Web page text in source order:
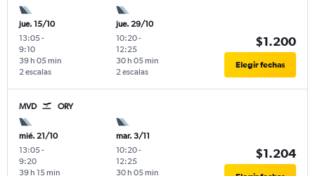
jue. 15/10
13:05-
9:10
2 escalas
39 h 05 min
jue. 29/10
10:20-
12:25
2 escalas
30 h 05 min
$1.200
Elegir fechas
MVD ORY
mié. 21/10
13:05-
9:20
39 h 15 min
mar. 3/11
10:20-
12:25
30 h 05 min
$1.204